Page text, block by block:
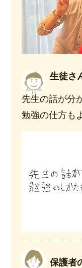
生徒さ
先生の話が分
勉強の仕方も
保護者